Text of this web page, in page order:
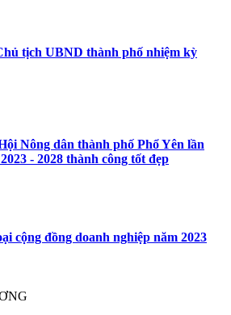
tịch UBND thành phố nhiệm kỳ
Nông dân thành phố Phổ Yên lần
- 2028 thành công tốt đẹp
cộng đồng doanh nghiệp năm 2023